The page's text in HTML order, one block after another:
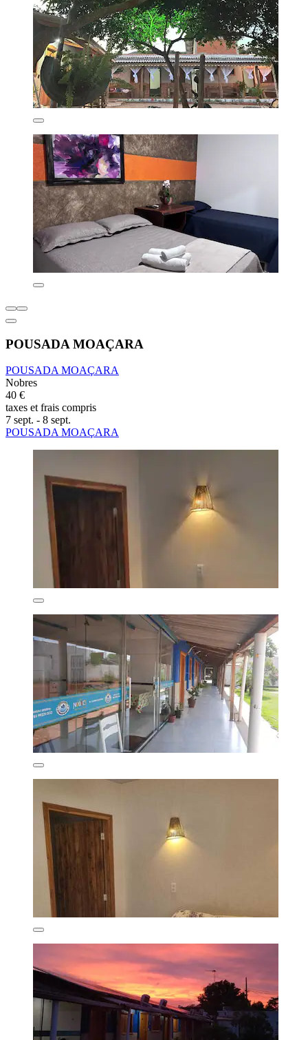
POUSADA MOAÇARA
POUSADA MOAÇARA
Nobres
40 €
taxes et frais compris
7 sept. - 8 sept.
POUSADA MOAÇARA